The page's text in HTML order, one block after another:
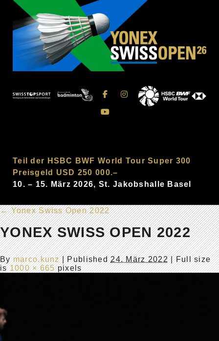
Teil der HSBC BWF World Tour Super 300
Preisgeld USD 250 000.–
10. – 15. März 2026, St. Jakobshalle Basel
←Yonex Swiss Open 2022
YONEX SWISS OPEN 2022
Bymarco.kunz |Published24. März 2022| Full size
is1000 × 665pixels